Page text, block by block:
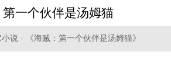
一个伙伴是汤姆猫
小说 › 《海贼：第一个伙伴是汤姆猫》